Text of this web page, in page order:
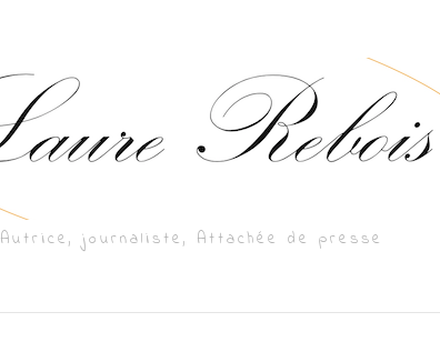
Autrice, journaliste, Attachée de presse